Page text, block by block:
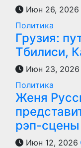
Июн 26, 2026
Политика
Грузия:
Тбилиси,
Июн 23, 2026
Политика
Женя
рэп-сцены
Июн 12, 2026